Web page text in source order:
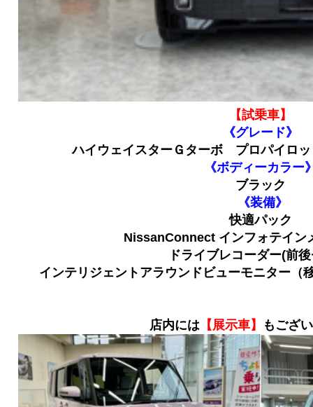
【試乗車】
《グレード》
ハイウェイスターＧターボ プロパイロ
《ボディーカラー
ブラック
《装備》
快適パック
NissanConnect インフォテイン
ドライブレコーダー(前
インテリジェントアラウンドビューモニター（
店内には 【展示車】 もござ